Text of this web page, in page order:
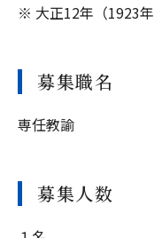
※ 大正12年（1923
募集職名
専任教諭
募集人数